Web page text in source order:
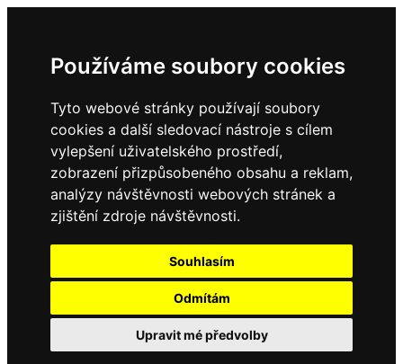
Používáme soubory cookies
Tyto webové stránky používají soubory
cookies a další sledovací nástroje s cílem
vylepšení uživatelského prostředí,
zobrazení přizpůsobeného obsahu a reklam,
analýzy návštěvnosti webových stránek a
zjištění zdroje návštěvnosti.
Souhlasím
Odmítám
Upravit mé předvolby